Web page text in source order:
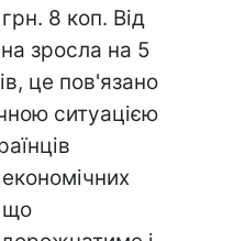
8 коп. Від
зросла на 5
це пов'язано
ситуацією
що